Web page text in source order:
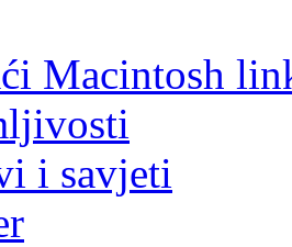
Macintosh
i savjeti